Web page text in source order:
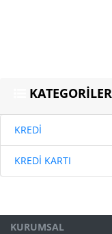
KATEGORİLER
KREDİ
KREDİ KARTI
KURUMSAL